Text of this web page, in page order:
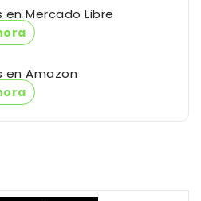
en Mercado Libre
en Amazon